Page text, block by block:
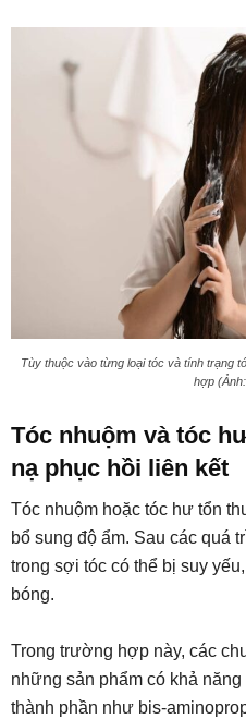
Tùy thuộc vào từng loại tóc và tính trạng
hợp
Tóc nhuộm và tóc
nạ phục hồi liên kết
Tóc nhuộm hoặc tóc hư tổn
bổ sung độ ẩm. Sau các quá
trong sợi tóc có thể bị suy
bóng.
Trong trường hợp này, các
những sản phẩm có khả
thành phần như bis-